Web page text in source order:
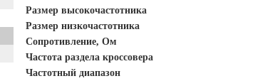
Размер высокочастотника
Размер низкочастотника
Сопротивление, Ом
Частота раздела кроссовера
Частотный диапазон